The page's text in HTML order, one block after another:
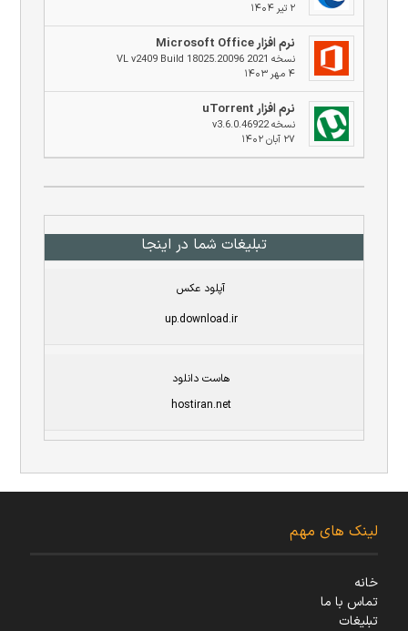
۲ تیر ۱۴۰۴
نرم افزار Microsoft Office
نسخه 2021 VL v2409 Build 18025.20096
۴ مهر ۱۴۰۳
نرم افزار uTorrent
نسخه v3.6.0.46922
۲۷ آبان ۱۴۰۲
تبلیغات شما در اینجا
آپلود عکس
up.download.ir
هاست دانلود
hostiran.net
لینک های مهم
خانه
تماس با ما
تبلیغات